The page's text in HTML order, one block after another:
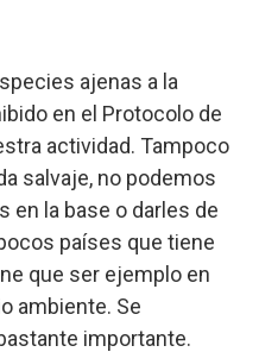
ajenas a la
en el Protocolo de
actividad. Tampoco
salvaje, no podemos
en la base o darles de
países que tiene
que ser ejemplo en
ambiente. Se
importante.